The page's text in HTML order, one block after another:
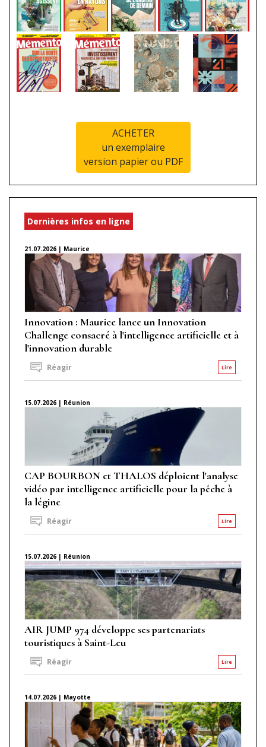
ACHETER
un exemplaire
version papier ou PDF
Dernières infos en ligne
21.07.2026 | Maurice
Innovation : Maurice lance un Innovation
Challenge consacré à l'intelligence artificielle et à
l'innovation durable
Lire
Réagir
15.07.2026 | Réunion
CAP BOURBON et THALOS déploient l'analyse
vidéo par intelligence artificielle pour la pêche à
la légine
Lire
Réagir
15.07.2026 | Réunion
AIR JUMP 974 développe ses partenariats
touristiques à Saint-Leu
Lire
Réagir
14.07.2026 | Mayotte